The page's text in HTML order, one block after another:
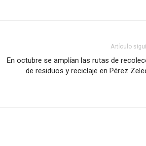
Artículo
En octubre se amplían las rutas de
de residuos y reciclaje en Pérez